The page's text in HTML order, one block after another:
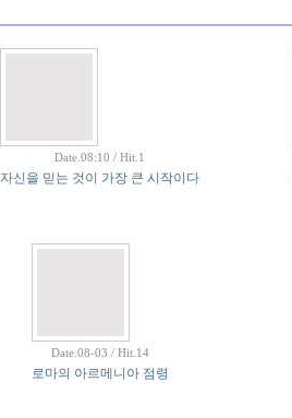
Date.08:10 / Hit.1
자신을 믿는 것이 가장 큰 시작이다
Date.08-03 / Hit.14
로마의 아르메니아 점령